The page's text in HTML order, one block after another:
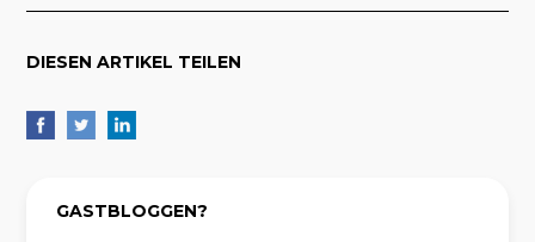
DIESEN ARTIKEL TEILEN
GASTBLOGGEN?